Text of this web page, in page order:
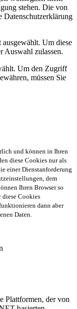
stehen. Die von
Datenschutzerklärung
Um diese
Auswahl zulassen.
Um den Zugriff
müssen Sie
und können in Ihren
diese Cookies nur als
einer Dienstanforderung
dem
Ihren Browser so
diese Cookies
dann aber
Daten.
Plattformen, der von